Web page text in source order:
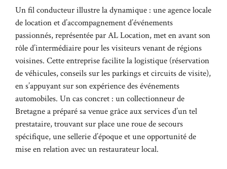
Un fil conducteur illustre la dynamique : une agence locale
de location et d’accompagnement d’événements
passionnés, représentée par AL Location, met en avant son
rôle d’intermédiaire pour les visiteurs venant de régions
voisines. Cette entreprise facilite la logistique (réservation
de véhicules, conseils sur les parkings et circuits de visite),
en s’appuyant sur son expérience des événements
automobiles. Un cas concret : un collectionneur de
Bretagne a préparé sa venue grâce aux services d’un tel
prestataire, trouvant sur place une roue de secours
spécifique, une sellerie d’époque et une opportunité de
mise en relation avec un restaurateur local.